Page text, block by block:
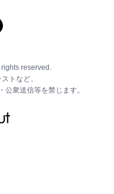
reserved.
トなど、
衆送信等を禁じます。